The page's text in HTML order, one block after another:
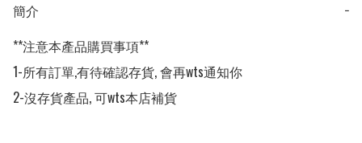
簡介
−
**注意本產品購買事項**
1-所有訂單,有待確認存貨, 會再wts通知你
2-沒存貨產品, 可wts本店補貨